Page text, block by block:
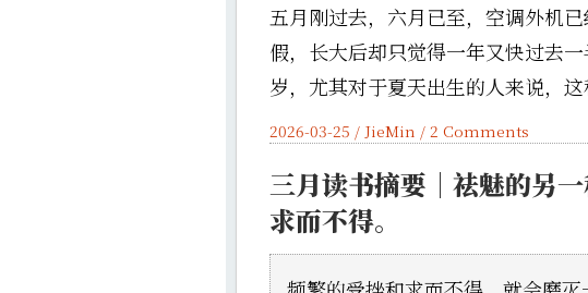
五月刚过去，六月已至，空调外机
假，长大后却只觉得一年又快过去
岁，尤其对于夏天出生的人来说，这
2026-03-25 / JieMin / 2 Comments
三月读书摘要｜祛魅的另
求而不得。